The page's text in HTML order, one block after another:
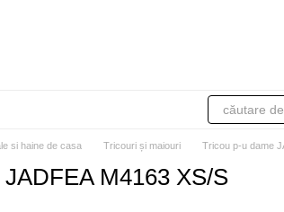
si haine de casa Tricouri și maiouri Tricou p-u dame
M4163 XS/S